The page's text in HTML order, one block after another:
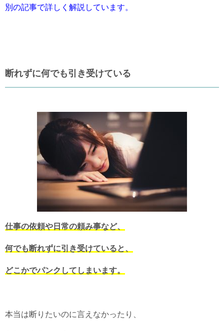
別の記事で詳しく解説しています。
断れずに何でも引き受けている
仕事の依頼や日常の頼み事など、
何でも断れずに引き受けていると、
どこかでパンクしてしまいます。
本当は断りたいのに言えなかったり、